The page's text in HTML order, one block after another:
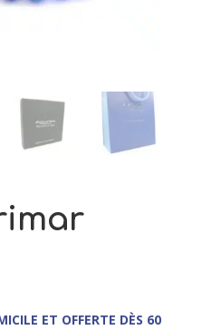
ET OFFERTE DÈS 60